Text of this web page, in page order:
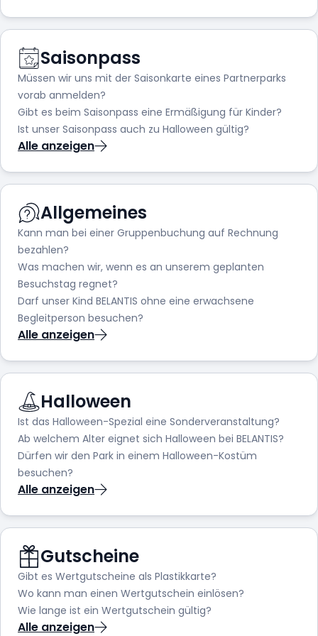
Saisonpass
Müssen wir uns mit der Saisonkarte eines Partnerparks
vorab anmelden?
Gibt es beim Saisonpass eine Ermäßigung für Kinder?
Ist unser Saisonpass auch zu Halloween gültig?
Alle anzeigen
Allgemeines
Kann man bei einer Gruppenbuchung auf Rechnung
bezahlen?
Was machen wir, wenn es an unserem geplanten
Besuchstag regnet?
Darf unser Kind BELANTIS ohne eine erwachsene
Begleitperson besuchen?
Alle anzeigen
Halloween
Ist das Halloween-Spezial eine Sonderveranstaltung?
Ab welchem Alter eignet sich Halloween bei BELANTIS?
Dürfen wir den Park in einem Halloween-Kostüm
besuchen?
Alle anzeigen
Gutscheine
Gibt es Wertgutscheine als Plastikkarte?
Wo kann man einen Wertgutschein einlösen?
Wie lange ist ein Wertgutschein gültig?
Alle anzeigen